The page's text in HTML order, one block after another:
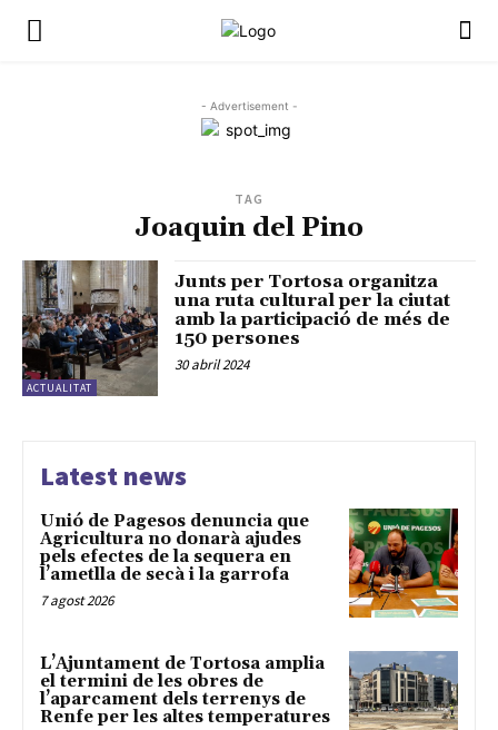
- Advertisement -
TAG
Joaquin del Pino
ACTUALITAT
Junts per Tortosa organitza
una ruta cultural per la ciutat
amb la participació de més de
150 persones
30 abril 2024
Latest news
Unió de Pagesos denuncia que
Agricultura no donarà ajudes
pels efectes de la sequera en
l’ametlla de secà i la garrofa
7 agost 2026
L’Ajuntament de Tortosa amplia
el termini de les obres de
l’aparcament dels terrenys de
Renfe per les altes temperatures